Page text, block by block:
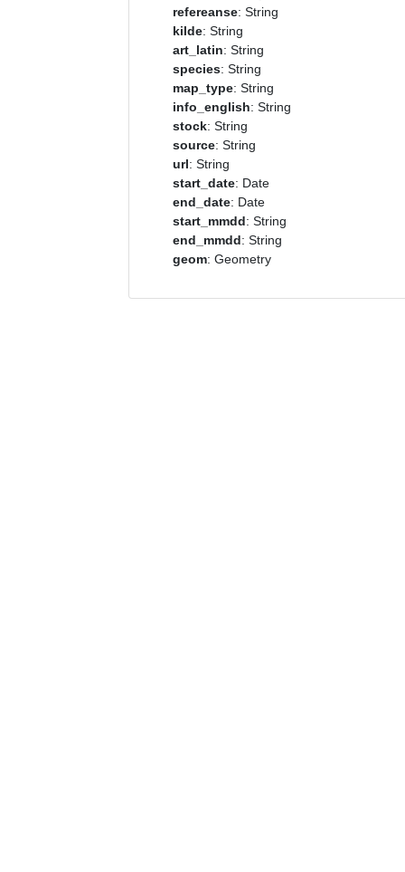
refereanse: String
kilde: String
art_latin: String
species: String
map_type: String
info_english: String
stock: String
source: String
url: String
start_date: Date
end_date: Date
start_mmdd: String
end_mmdd: String
geom: Geometry